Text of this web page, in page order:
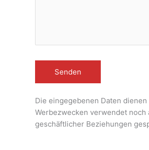
Die eingegebenen Daten
Werbezwecken verwendet
geschäftlicher Beziehungen